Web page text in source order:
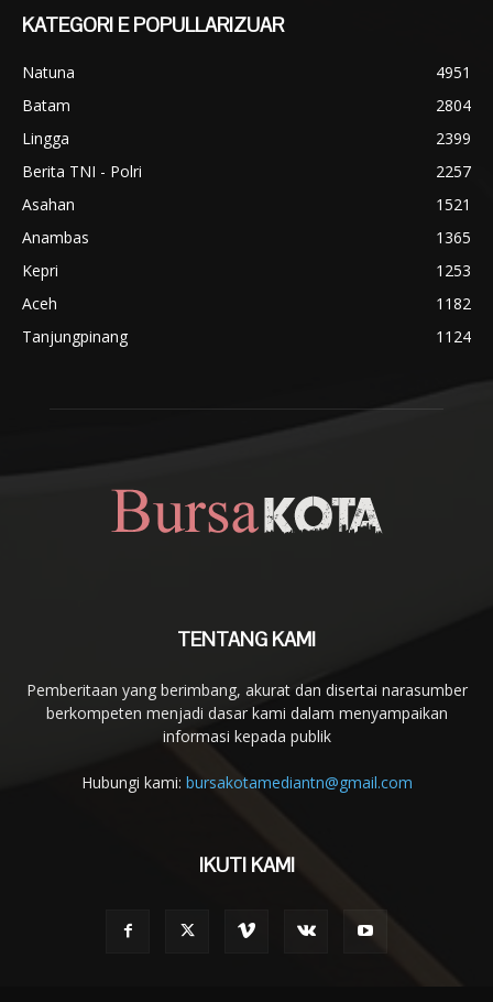
KATEGORI E POPULLARIZUAR
Natuna
4951
Batam
2804
Lingga
2399
Berita TNI - Polri
2257
Asahan
1521
Anambas
1365
Kepri
1253
Aceh
1182
Tanjungpinang
1124
TENTANG KAMI
Pemberitaan yang berimbang, akurat dan disertai narasumber
berkompeten menjadi dasar kami dalam menyampaikan
informasi kepada publik
Hubungi kami: bursakotamediantn@gmail.com
IKUTI KAMI